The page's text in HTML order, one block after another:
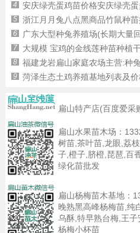
4 安庆绿壳蛋鸡苗价格安庆绿壳
5 浙江月月兔八点黑商品竹鼠种
6 广东大型种兔养殖场(长期大量
7 大规模 宝鸡的金线莲种苗种植
8 福建龙岩扁山家庭农场主营:种
9 菏泽生态土鸡养殖基地列表及
扁山特产店(百度爱采
扁山水果苗木场：
树苗,茶叶苗,龙眼,荔
子,橙子,脐橙,琵琶,百
绿化苗批发
扁山杨梅苗木基地：
晚熟黑高峰杨梅苗,纯
乌酥,特早熟台梅,王
杨梅小杯苗